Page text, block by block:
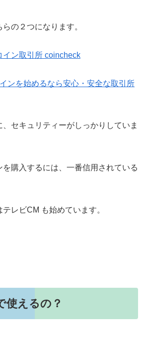
の２つになります。
イン取引所 coincheck
セキュリティーがしっかりしていま
を購入するには、一番信用されている
レビCM も始めています。
使えるの？